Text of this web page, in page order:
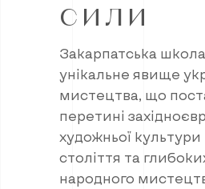
СИЛИ
Закарпатська
унікальне явище
мистецтва, що
перетині
художньої
століття та
народного